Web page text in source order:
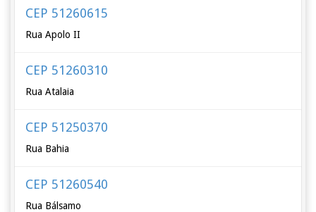
CEP 51260615
Rua Apolo II
CEP 51260310
Rua Atalaia
CEP 51250370
Rua Bahia
CEP 51260540
Rua Bálsamo